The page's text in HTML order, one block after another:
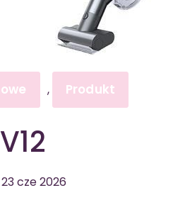
, Produkt
23 cze 2026